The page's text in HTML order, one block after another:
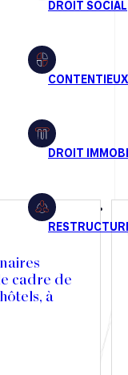
cadre de
à